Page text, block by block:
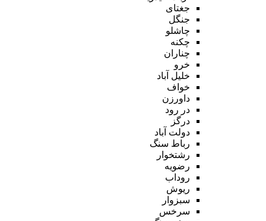
جغتای
جنگل
چاشلو
چکنه
چناران
خرو
خلیل آباد
خواف
داورزن
در رود
درگز
دولت آباد
رباط سنگ
رشتخوار
رضویه
روداب
ریوش
سبزوار
سرخس